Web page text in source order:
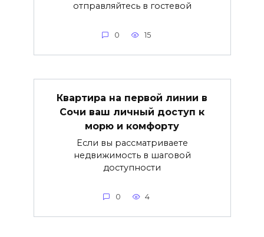
отправляйтесь в гостевой
0 15
Квартира на первой линии в
Сочи ваш личный доступ к
морю и комфорту
Если вы рассматриваете
недвижимость в шаговой
доступности
0 4